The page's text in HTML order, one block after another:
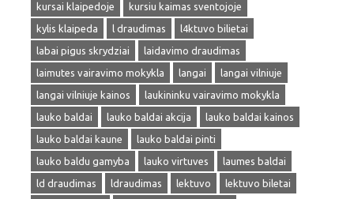
kursai klaipedoje
kursiu kaimas sventojoje
kylis klaipeda
l draudimas
l4ktuvo bilietai
labai pigus skrydziai
laidavimo draudimas
laimutes vairavimo mokykla
langai
langai vilniuje
langai vilniuje kainos
laukininku vairavimo mokykla
lauko baldai
lauko baldai akcija
lauko baldai kainos
lauko baldai kaune
lauko baldai pinti
lauko baldu gamyba
lauko virtuves
laumes baldai
ld draudimas
ldraudimas lektuvo
lektuvo biletai